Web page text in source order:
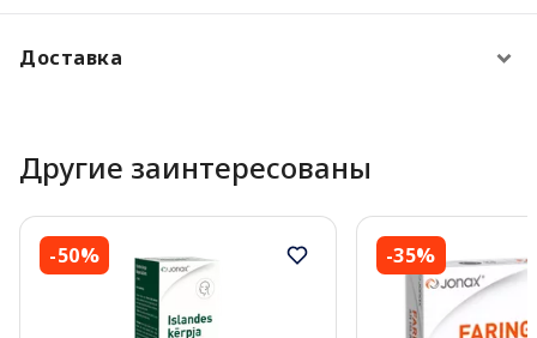
Доставка
Другие заинтересованы
-50% -35%